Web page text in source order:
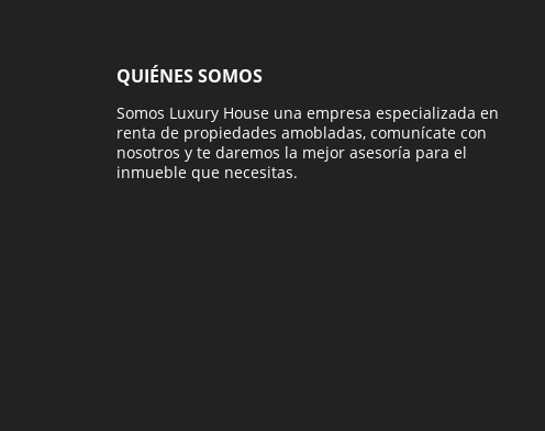
QUIÉNES SOMOS
Somos Luxury House una empresa especializada en
renta de propiedades amobladas, comunícate con
nosotros y te daremos la mejor asesoría para el
inmueble que necesitas.